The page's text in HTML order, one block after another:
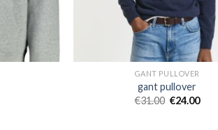
GANT PULLOVER
gant pullover
€31.00 €24.00